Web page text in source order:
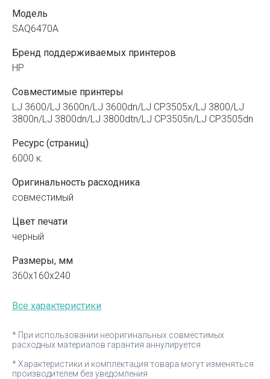
Модель
SAQ6470A
Бренд поддерживаемых принтеров
HP
Совместимые принтеры
LJ 3600/LJ 3600n/LJ 3600dn/LJ CP3505x/LJ 3800/LJ
3800n/LJ 3800dn/LJ 3800dtn/LJ CP3505n/LJ CP3505dn
Ресурс (страниц)
6000 к.
Оригинальность расходника
совместимый
Цвет печати
черный
Размеры, мм
360x160x240
Все характеристики
* При использовании неоригинальных совместимых
расходных материалов гарантия аннулируется
* Характеристики и комплектация товара могут изменяться
производителем без уведомления